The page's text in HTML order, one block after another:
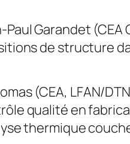
Paul Garandet (CEA
de structure
(CEA, LFAN/
qualité en
thermique